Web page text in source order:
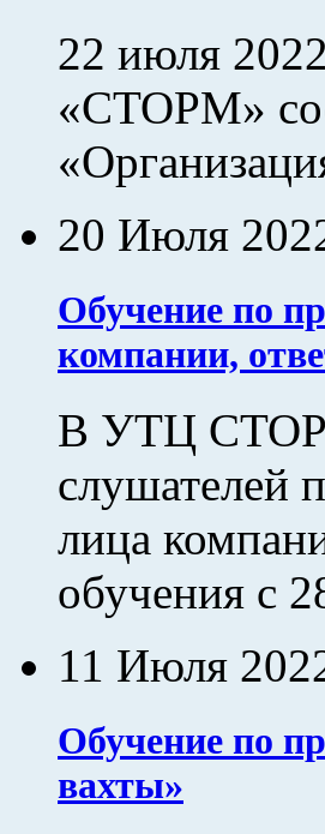
22 июля
«СТОРМ»
20 Июля
Обучение по
компании,
В УТЦ
слушателей
лица
обучения с
11 Июля
Обучение по
вахты»